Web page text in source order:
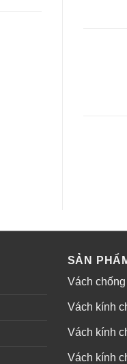
SẢN
Vách
Vách kính
Vách kính
Vách kính